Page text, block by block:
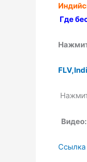
Где
Видео:
Ссылка